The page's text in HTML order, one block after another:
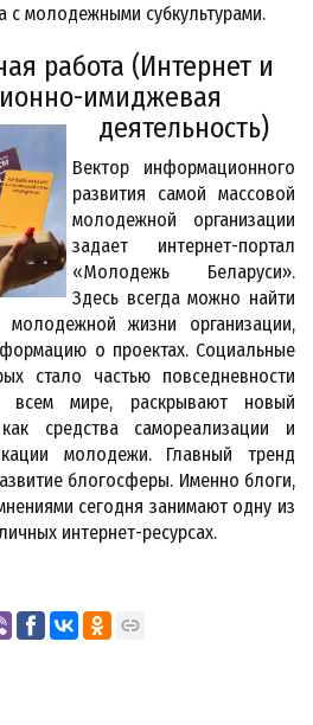
с молодежными субкультурами.
работа (Интернет и
имиджевая
деятельность)
Вектор информационного
развития самой массовой
молодежной организации
задает интернет-портал
«Молодежь Беларуси».
Здесь всегда можно найти
жизни организации,
о проектах. Социальные
стало частью повседневности
мире, раскрывают новый
средства самореализации и
молодежи. Главный тренд
блогосферы. Именно блоги,
сегодня занимают одну из
интернет-ресурсах.